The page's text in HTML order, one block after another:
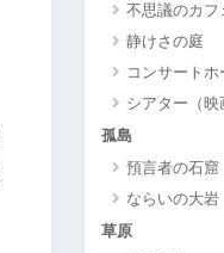
不思議のカフ
静けさの庭
コンサートホ
シアター（映
孤島
預言者の石窟
ならいの大岩
草原